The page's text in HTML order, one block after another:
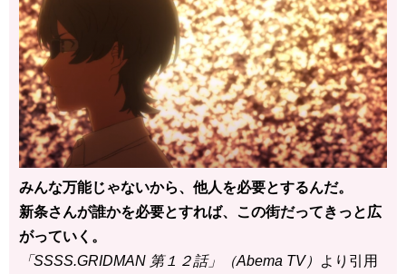
みんな万能じゃないから、他人を必要とするんだ。
新条さんが誰かを必要とすれば、この街だってきっと広
がっていく。
「SSSS.GRIDMAN 第１２話」（Abema TV）
より引用